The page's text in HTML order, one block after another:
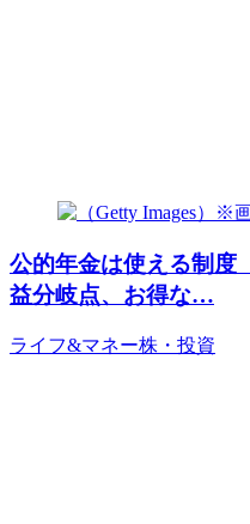
公的年金は使える制
益分岐点、お得な…
ライフ&マネー株・投資